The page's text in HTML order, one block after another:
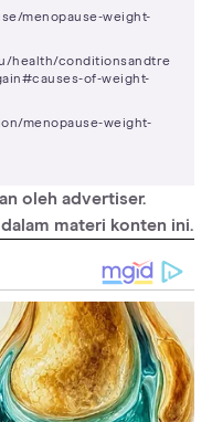
menopause-weight-
health/conditionsandtre
of-weight-
menopause-weight-
oleh advertiser.
materi konten ini.